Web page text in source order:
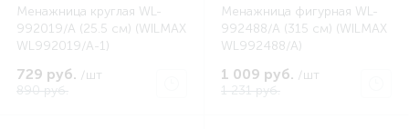
Менажница круглая WL-
992019/A (25.5 см) (WILMAX
WL992019/A-1)
729 руб. /шт
890 руб.
Менажница фигурная WL-
992488/A (315 см) (WILMAX
WL992488/A)
1 009 руб. /шт
1 231 руб.